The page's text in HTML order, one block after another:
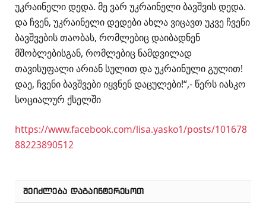
უკრაინელი დედა. მე ვარ უკრაინელი ბავშვის დედა.
და ჩვენ, უკრაინელი დედები ახლა ვიცავთ უკვე ჩვენი
ბავშვების თაობას, რომლებიც დაიბადნენ
მშობლებისგან, რომლებიც ნამდვილად
თავისუფალი არიან სულით და უკრაინული გულით!
დაე, ჩვენი ბავშვები იყვნენ დაცულები!“,- წერს იასკო
სოციალურ ქსელში
https://www.facebook.com/lisa.yasko1/posts/101678
88223890512
ᲨᲔᲘᲫᲚᲔᲑᲐ ᲓᲐᲒᲐᲘᲜᲢᲔᲠᲔᲡᲝᲗ